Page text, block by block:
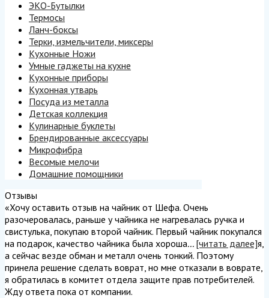
ЭКО-Бутылки
Термосы
Ланч-боксы
Терки, измельчители, миксеры
Кухонные Ножи
Умные гаджеты на кухне
Кухонные приборы
Кухонная утварь
Посуда из металла
Детская коллекция
Кулинарные буклеты
Брендированные аксессуары
Микрофибра
Весомые мелочи
Домашние помощники
Отзывы
«Хочу оставить отзыв на чайник от Шефа. Очень
разочеровалась, раньше у чайника не нагревалась ручка и
свистулька, покупаю второй чайник. Первый чайник покупался
на подарок, качество чайника была хороша... [читать далее]я,
а сейчас везде обман и металл очень тонкий. Поэтому
принела решение сделать воврат, но мне отказали в воврате,
я обратилась в комитет отдела защите прав потребителей.
Жду ответа пока от компании.